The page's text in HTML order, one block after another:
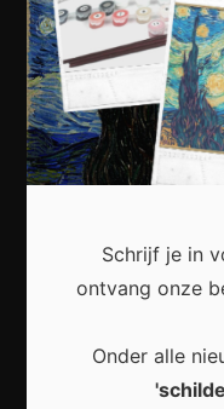
Kunst in huis: zo
Schrijf je in
ontvang onze
Onder alle